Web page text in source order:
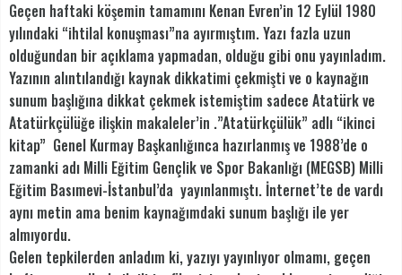
Geçen haftaki köşemin tamamını Kenan Evren’in 12 Eylül 1980
yılındaki “ihtilal konuşması”na ayırmıştım. Yazı fazla uzun
olduğundan bir açıklama yapmadan, olduğu gibi onu yayınladım.
Yazının alıntılandığı kaynak dikkatimi çekmişti ve o kaynağın
sunum başlığına dikkat çekmek istemiştim sadece Atatürk ve
Atatürkçülüğe ilişkin makaleler’in .”Atatürkçülük” adlı “ikinci
kitap” Genel Kurmay Başkanlığınca hazırlanmış ve 1988’de o
zamanki adı Milli Eğitim Gençlik ve Spor Bakanlığı (MEGSB) Milli
Eğitim Basımevi-İstanbul’da yayınlanmıştı. İnternet’te de vardı
aynı metin ama benim kaynağımdaki sunum başlığı ile yer
almıyordu.
Gelen tepkilerden anladım ki, yazıyı yayınlıyor olmamı, geçen